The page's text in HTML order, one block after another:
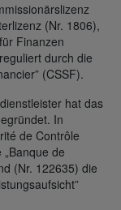
(Nr. 1806),
Finanzen
durch die
(CSSF).
hat das
In
de Contrôle
de
(Nr. 122635) die